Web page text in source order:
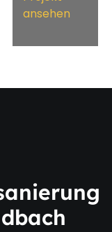
ansehen